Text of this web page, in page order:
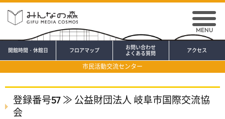
アクセス
開館時間・休館日 フロアマップ
お問い合わせ
よくある質問
市民活動交流センター
MENU
登録番号57 ≫ 公益財団法人 岐阜市国際交流協
会